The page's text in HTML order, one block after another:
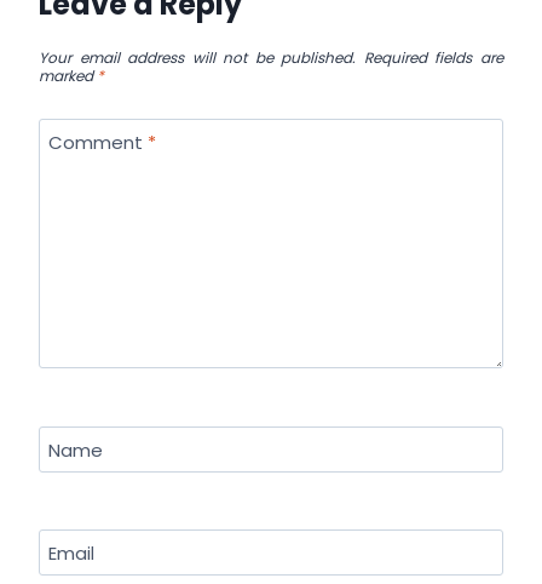
Your email address will not be published. Required fields are
marked*
Comment *
Name
Email